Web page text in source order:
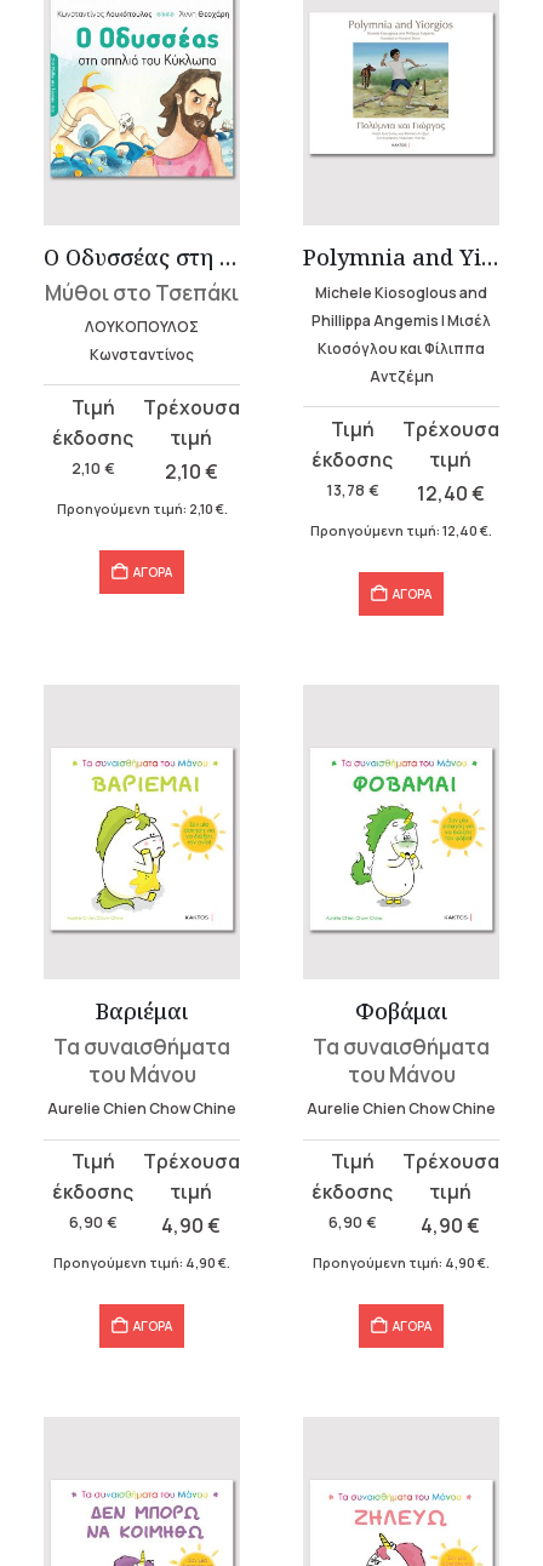
Ο Οδυσσέας στη σπηλιά του Κύκλωπα
Μύθοι στο Τσεπάκι
ΛΟΥΚΟΠΟΥΛΟΣ
Κωνσταντίνος
2,10 €
Original
price
was:
2,10€
τρέχουσα
τιμή
Προηγούμενη τιμή: 2,10 €.
ΑΓΟΡΑ
Polymnia and Yiorgios | Πολύμνια και Γιώργος
Michele Kiosoglous and
Phillippa Angemis | Μισέλ
Κιοσόγλου και Φίλιππα
Αντζέμη
13,78 €
Original
price
was:
13,78 €.
12,40€
τρέχουσα
τιμή
Προηγούμενη τιμή: 12,40 €
ΑΓΟΡΑ
Βαριέμαι
Τα συναισθήματα
του Μάνου
Aurelie Chien Chow Chine
6,90 €
Original
price
was:
4,90€
τρέχουσα
τιμή
Προηγούμενη τιμή: 4,90 €
ΑΓΟΡΑ
Φοβάμαι
Τα συναισθήματα
του Μάνου
Aurelie Chien Chow Chine
6,90 €
Original
price
was:
4,90€
τρέχουσα
τιμή
Προηγούμενη τιμή: 4,90 €
ΑΓΟΡΑ